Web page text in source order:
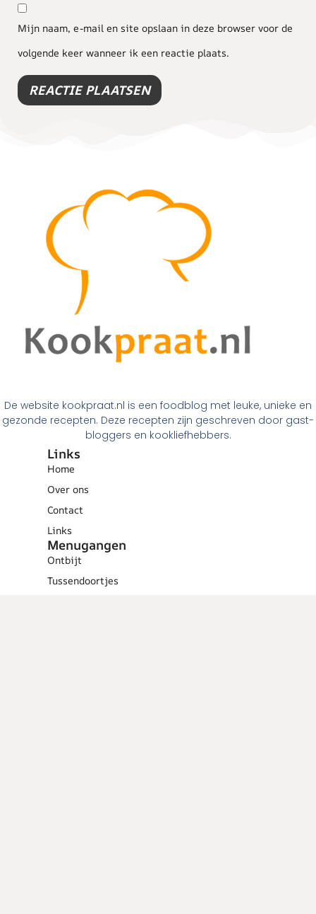
Mijn naam, e-mail en site opslaan in deze browser voor de
volgende keer wanneer ik een reactie plaats.
De website kookpraat.nl is een foodblog met leuke, unieke en
gezonde recepten. Deze recepten zijn geschreven door gast-
bloggers en kookliefhebbers.
Links
Home
Over ons
Contact
Links
Menugangen
Ontbijt
Tussendoortjes